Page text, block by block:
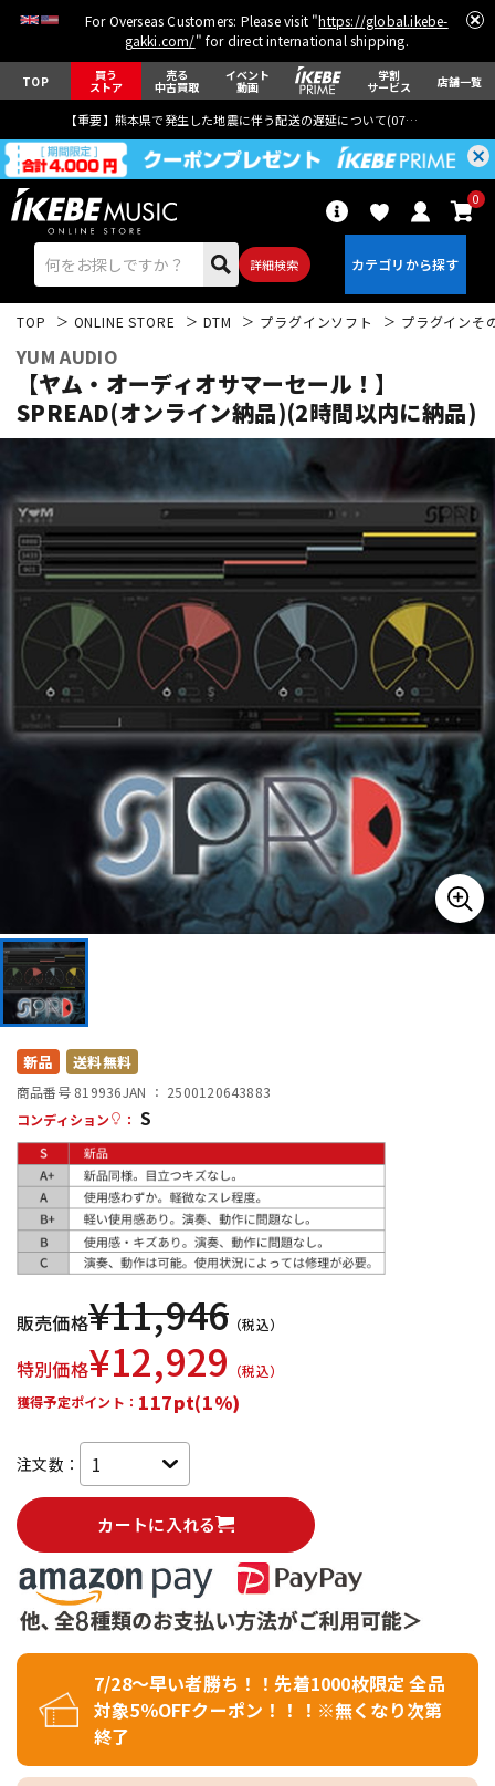
For Overseas Customers: Please visit "https://global.ikebe-
gakki.com/" for direct international shipping.
TOP 買う
ストア
売る
中古買取
イベント
動画
学割
サービス 店舗一覧
【重要】熊本県で発生した地震に伴う配送の遅延について(07月29日
詳細検索
0
エレキギター アコギ/エレアコ
ベース ウクレレ
ドラム パーカッション
キーボード 電子ピアノ
管楽器 その他楽器
アンプ エフェクター
配信/ライブ機器
中古 ヴィンテージ
TOP ONLINE STORE DTM プラグインソフト プラグインそ
YUM AUDIO
【ヤム・オーディオサマーセール！】
SPREAD(オンライン納品)(2時間以内に納品)
新品 送料無料
商品番号 819936JAN ： 2500120643883
コンディション
： S
販売価格¥11,946 （税込）
特別価格¥12,929 （税込）
獲得予定ポイント： 117pt(1%)
注文数：
カートに入れる
7/28～早い者勝ち！！先着1000枚限定 全品
対象5％OFFクーポン！！！※無くなり次第
終了